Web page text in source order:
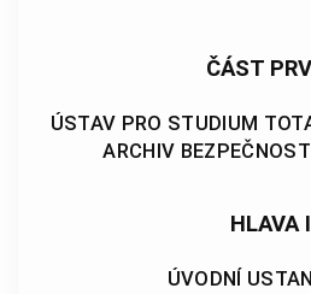
ČÁST
ÚSTAV PRO STUDIUM
ARCHIV
HLAVA I
ÚVODNÍ